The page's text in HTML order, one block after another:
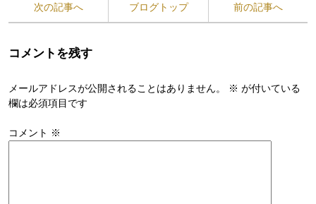
次の記事へ ブログトップ 前の記事へ
コメントを残す
メールアドレスが公開されることはありません。 ※ が付いている
欄は必須項目です
コメント ※